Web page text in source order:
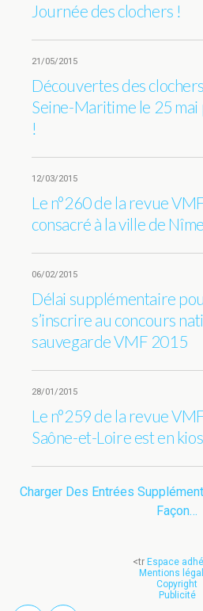
Journée des clochers !
21/05/2015
Découvertes des
Seine-Maritime le 25 mai
!
12/03/2015
Le n°260 de la revue
consacré à la ville de
06/02/2015
Délai supplémentaire
s’inscrire au concours
sauvegarde VMF 2015
28/01/2015
Le n°259 de la revue
Saône-et-Loire est en
Charger Des Entrées
Façon…
<tr Espace
Mentions
Copyright
Publicité